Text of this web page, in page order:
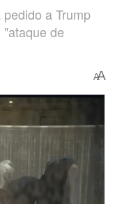
a Trump
de
AA